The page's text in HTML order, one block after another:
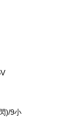
)/9小